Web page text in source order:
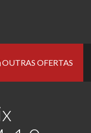
OUTRAS OFERTAS